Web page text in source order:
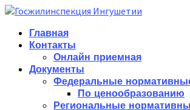
Главная
Контакты
Онлайн приемная
Документы
Федеральные
По ценообразованию
Региональные